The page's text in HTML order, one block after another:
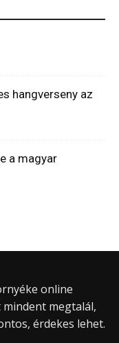
hangverseny az
a magyar
online
megtalál,
érdekes lehet.